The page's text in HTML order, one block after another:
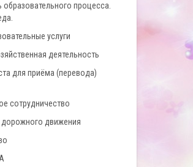
процесса.
услуги
деятельность
для приёма (перевода)
сотрудничество
дорожного движения